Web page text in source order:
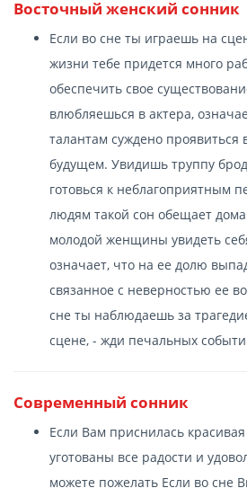
Восточный женский сонник
Если во сне ты играешь на
жизни тебе придется много
обеспечить свое
влюбляешься в актера,
талантам суждено проявиться
будущем. Увидишь труппу
готовься к неблагоприятным
людям такой сон обещает
молодой женщины увидеть
означает, что на ее долю
связанное с неверностью ее
сне ты наблюдаешь за
сцене, - жди печальных
Современный сонник
Если Вам приснилась
уготованы все радости и
можете пожелать Если во сне